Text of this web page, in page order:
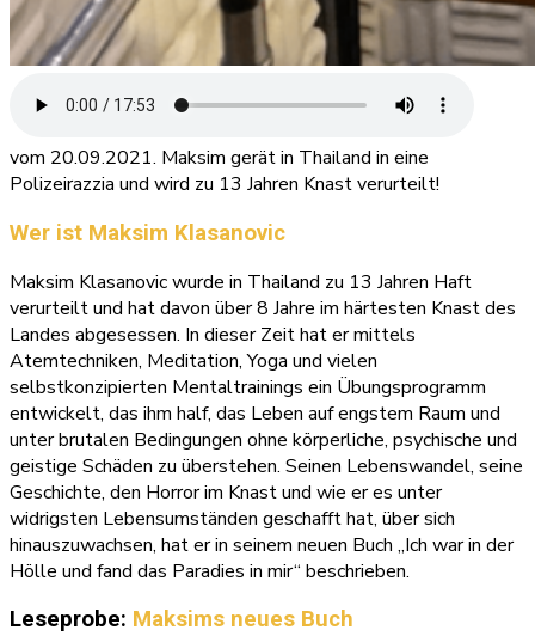
vom 20.09.2021. Maksim gerät in Thailand in eine
Polizeirazzia und wird zu 13 Jahren Knast verurteilt!
Wer ist Maksim Klasanovic
Maksim Klasanovic wurde in Thailand zu 13 Jahren Haft
verurteilt und hat davon über 8 Jahre im härtesten Knast des
Landes abgesessen. In dieser Zeit hat er mittels
Atemtechniken, Meditation, Yoga und vielen
selbstkonzipierten Mentaltrainings ein Übungsprogramm
entwickelt, das ihm half, das Leben auf engstem Raum und
unter brutalen Bedingungen ohne körperliche, psychische und
geistige Schäden zu überstehen. Seinen Lebenswandel, seine
Geschichte, den Horror im Knast und wie er es unter
widrigsten Lebensumständen geschafft hat, über sich
hinauszuwachsen, hat er in seinem neuen Buch „Ich war in der
Hölle und fand das Paradies in mir“ beschrieben.
Leseprobe: Maksims neues Buch